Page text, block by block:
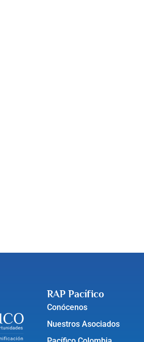
RAP Pacífico
Conócenos
Nuestros Asociados